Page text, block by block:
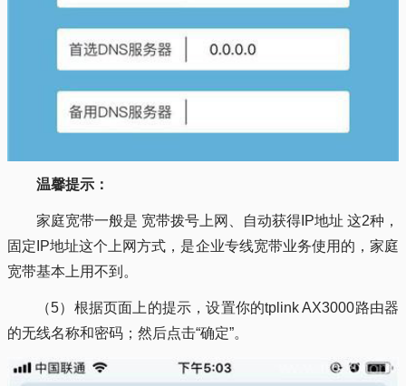
温馨提示：
家庭宽带一般是 宽带拨号上网、自动获得IP地址 这2种，
固定IP地址这个上网方式，是企业专线宽带业务使用的，家庭
宽带基本上用不到。
（5）根据页面上的提示，设置你的tplink AX3000路由器
的无线名称和密码；然后点击“确定”。